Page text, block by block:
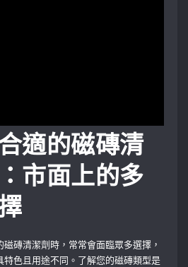
適的磁磚清
市面上的多
磁磚清潔劑時，常常會面臨眾多選擇，
特色且用途不同。了解您的磁磚類型是